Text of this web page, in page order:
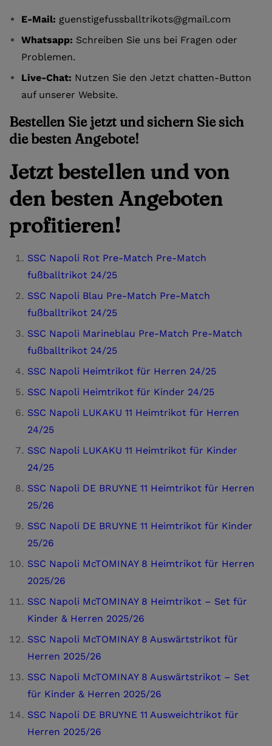
E-Mail: guenstigefussballtrikots@gmail.com
Whatsapp: Schreiben Sie uns bei Fragen oder
Problemen.
Live-Chat: Nutzen Sie den Jetzt chatten-Button
auf unserer Website.
Bestellen Sie jetzt und sichern Sie sich
die besten Angebote!
Jetzt bestellen und von
den besten Angeboten
profitieren!
SSC Napoli Rot Pre-Match Pre-Match
fußballtrikot 24/25
SSC Napoli Blau Pre-Match Pre-Match
fußballtrikot 24/25
SSC Napoli Marineblau Pre-Match Pre-Match
fußballtrikot 24/25
SSC Napoli Heimtrikot für Herren 24/25
SSC Napoli Heimtrikot für Kinder 24/25
SSC Napoli LUKAKU 11 Heimtrikot für Herren
24/25
SSC Napoli LUKAKU 11 Heimtrikot für Kinder
24/25
SSC Napoli DE BRUYNE 11 Heimtrikot für Herren
25/26
SSC Napoli DE BRUYNE 11 Heimtrikot für Kinder
25/26
SSC Napoli McTOMINAY 8 Heimtrikot für Herren
2025/26
SSC Napoli McTOMINAY 8 Heimtrikot – Set für
Kinder & Herren 2025/26
SSC Napoli McTOMINAY 8 Auswärtstrikot für
Herren 2025/26
SSC Napoli McTOMINAY 8 Auswärtstrikot – Set
für Kinder & Herren 2025/26
SSC Napoli DE BRUYNE 11 Ausweichtrikot für
Herren 2025/26